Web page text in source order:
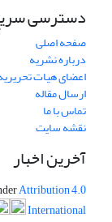
دسترسی
صفحه اصلی
درباره نشریه
اعضای هیات
ارسال مقاله
تماس با ما
نقشه سایت
آخرین اخبار
Attribution 4.0
International